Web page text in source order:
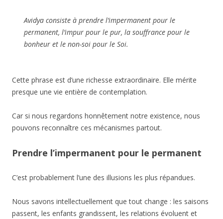
Avidya consiste à prendre l’impermanent pour le
permanent, l’impur pour le pur, la souffrance pour le
bonheur et le non-soi pour le Soi.
Cette phrase est d’une richesse extraordinaire. Elle mérite
presque une vie entière de contemplation.
Car si nous regardons honnêtement notre existence, nous
pouvons reconnaître ces mécanismes partout.
Prendre l’impermanent pour le permanent
C’est probablement l’une des illusions les plus répandues.
Nous savons intellectuellement que tout change : les saisons
passent, les enfants grandissent, les relations évoluent et